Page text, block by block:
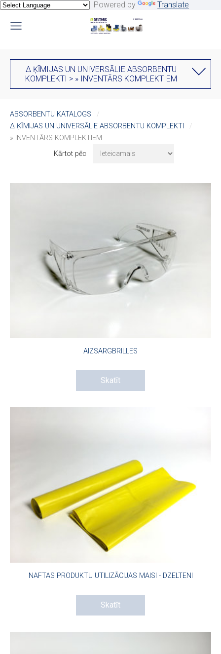
Powered by Translate
∆ ĶĪMIJAS UN UNIVERSĀLIE ABSORBENTU
KOMPLEKTI > » INVENTĀRS KOMPLEKTIEM
ABSORBENTU KATALOGS
∆ ĶĪMIJAS UN UNIVERSĀLIE ABSORBENTU KOMPLEKTI
» INVENTĀRS KOMPLEKTIEM
Kārtot pēc
AIZSARGBRILLES
Skatīt
NAFTAS PRODUKTU UTILIZĀCIJAS MAISI - DZELTENI
Skatīt